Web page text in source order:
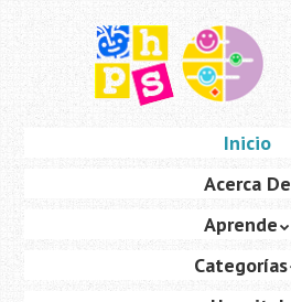
principal
Inicio
Acerca De
Aprende
Categorías